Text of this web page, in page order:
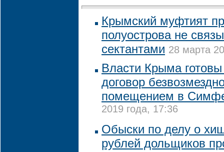
Крымский муфтият
полуострова не
сектантами 28 марта
Власти Крыма
договор
помещением в
2019 года, 17:36
Обыски по делу о
рублей дольщиков